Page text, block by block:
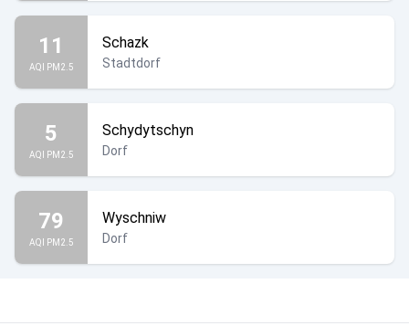
11
AQI PM2.5
Schazk
Stadtdorf
5
AQI PM2.5
Schydytschyn
Dorf
79
AQI PM2.5
Wyschniw
Dorf